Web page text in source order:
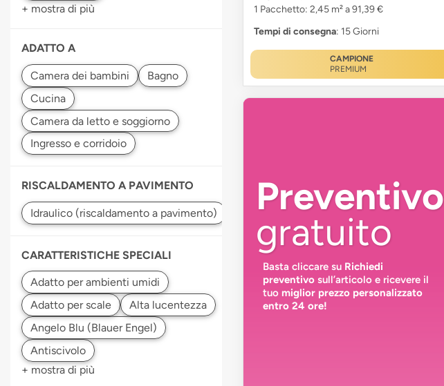
+ mostra di più
ADATTO A
RISCALDAMENTO A PAVIMENTO
CARATTERISTICHE SPECIALI
+ mostra di più
1 Pacchetto: 2,45 m² a 91,39 €
Tempi di consegna: 15 Giorni
CAMPIONE
PREMIUM
Preventivo
gratuito
Basta cliccare su Richiedi
preventivo sull’articolo e ricevere il
tuomiglior prezzo personalizzato
entro 24 ore!